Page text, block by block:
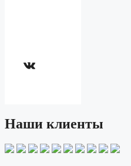
ВКонтакте
Наши клиенты